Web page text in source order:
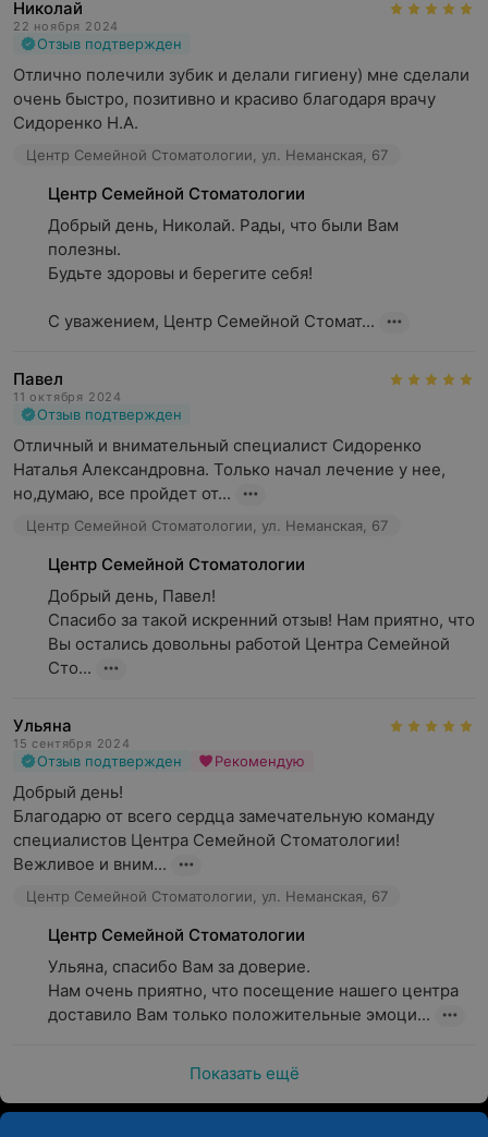
Николай
22 ноября 2024
Отзыв подтвержден
Отлично полечили зубик и делали гигиену) мне сделали
очень быстро, позитивно и красиво благодаря врачу
Сидоренко Н.А.
Центр Семейной Стоматологии, ул. Неманская, 67
Центр Семейной Стоматологии
Добрый день, Николай. Рады, что были Вам
полезны.
Будьте здоровы и берегите себя!
С уважением, Центр Семейной Стомат...
Павел
11 октября 2024
Отзыв подтвержден
Отличный и внимательный специалист Сидоренко
Наталья Александровна. Только начал лечение у нее,
но,думаю, все пройдет от...
Центр Семейной Стоматологии, ул. Неманская, 67
Центр Семейной Стоматологии
Добрый день, Павел!
Спасибо за такой искренний отзыв! Нам приятно, что
Вы остались довольны работой Центра Семейной
Сто...
Ульяна
15 сентября 2024
Отзыв подтвержден Рекомендую
Добрый день!
Благодарю от всего сердца замечательную команду
специалистов Центра Семейной Стоматологии!
Вежливое и вним...
Центр Семейной Стоматологии, ул. Неманская, 67
Центр Семейной Стоматологии
Ульяна, спасибо Вам за доверие.
Нам очень приятно, что посещение нашего центра
доставило Вам только положительные эмоци...
Показать ещё